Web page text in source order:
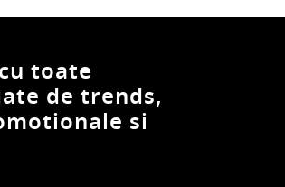
toate
de trends,
si